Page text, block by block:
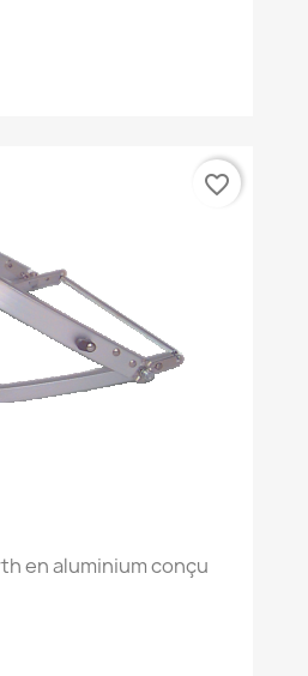
en aluminium conçu
favorite_border